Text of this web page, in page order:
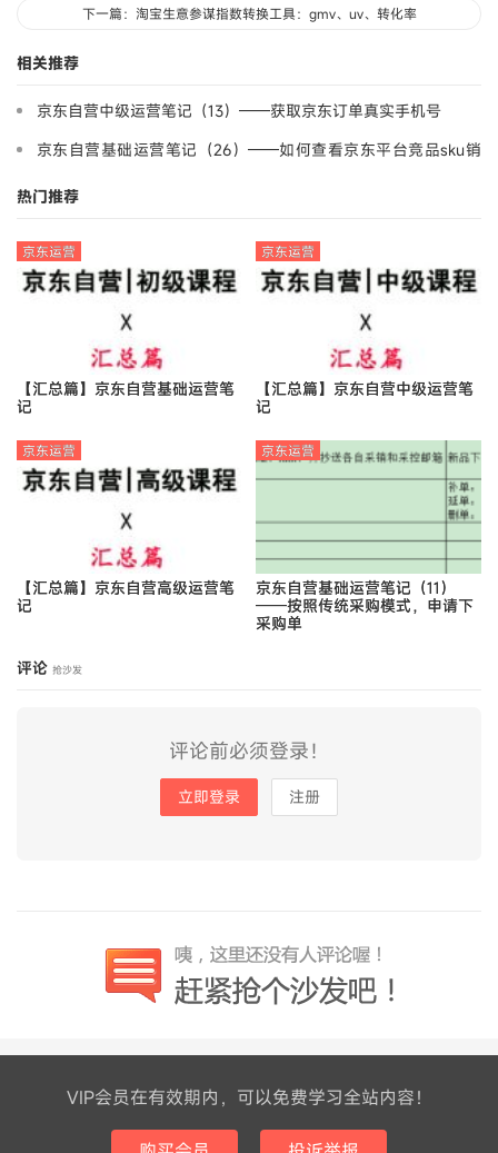
下一篇：淘宝生意参谋指数转换工具：gmv、uv、转化率
相关推荐
京东自营中级运营笔记（13）——获取京东订单真实手机号
京东自营基础运营笔记（26）——如何查看京东平台竞品sku销
热门推荐
【汇总篇】京东自营基础运营笔
记
京东运营
【汇总篇】京东自营中级运营笔
记
京东运营
【汇总篇】京东自营高级运营笔
记
京东运营
京东自营基础运营笔记（11）
——按照传统采购模式，申请下
采购单
京东运营
评论 抢沙发
评论前必须登录！
立即登录 注册
VIP会员在有效期内，可以免费学习全站内容！